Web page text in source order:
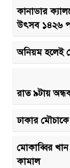
কানাডার
উৎসব ১৪২৬
অনিয়ম হলেই
রাত ৯টায়
ঢাকার মৌচাকে
মোকাব্বির
কামাল